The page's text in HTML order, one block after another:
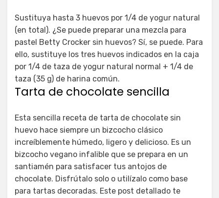
Sustituya hasta 3 huevos por 1/4 de yogur natural
(en total). ¿Se puede preparar una mezcla para
pastel Betty Crocker sin huevos? Sí, se puede. Para
ello, sustituye los tres huevos indicados en la caja
por 1/4 de taza de yogur natural normal + 1/4 de
taza (35 g) de harina común.
Tarta de chocolate sencilla
Esta sencilla receta de tarta de chocolate sin
huevo hace siempre un bizcocho clásico
increíblemente húmedo, ligero y delicioso. Es un
bizcocho vegano infalible que se prepara en un
santiamén para satisfacer tus antojos de
chocolate. Disfrútalo solo o utilízalo como base
para tartas decoradas. Este post detallado te